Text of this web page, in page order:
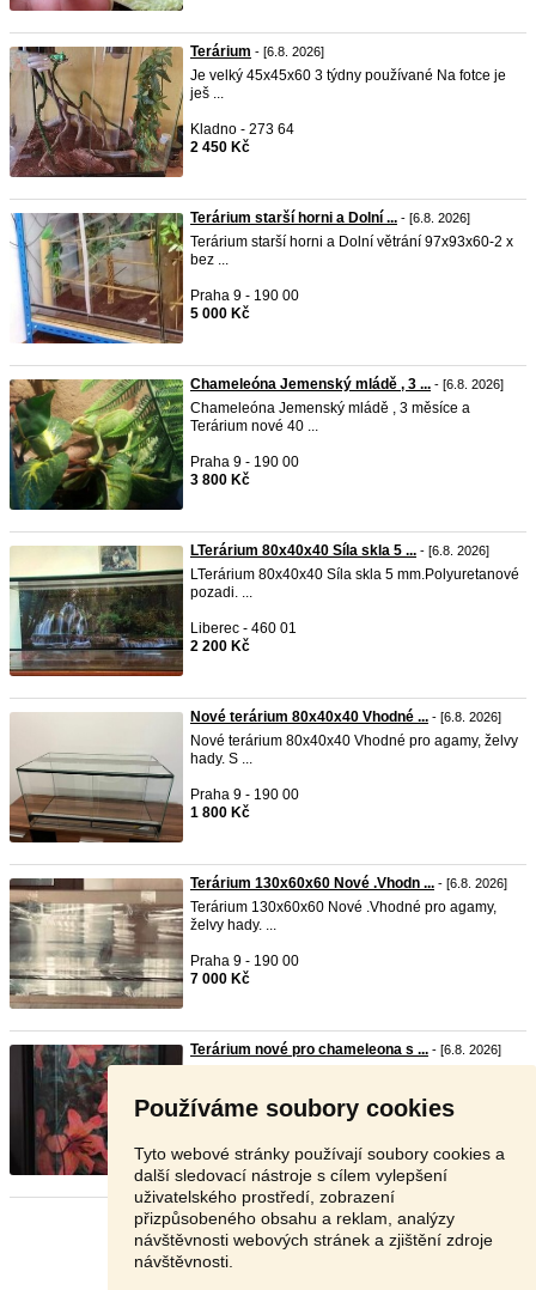
Používáme soubory cookies
Tyto webové stránky používají soubory cookies a
další sledovací nástroje s cílem vylepšení
uživatelského prostředí, zobrazení
přizpůsobeného obsahu a reklam, analýzy
návštěvnosti webových stránek a zjištění zdroje
návštěvnosti.
Terárium - [6.8. 2026]
Je velký 45x45x60 3 týdny používané Na fotce je
ješ ...
Kladno - 273 64
2 450 Kč
Terárium starší horni a Dolní ... - [6.8. 2026]
Terárium starší horni a Dolní větrání 97x93x60-2 x
bez ...
Praha 9 - 190 00
5 000 Kč
Chameleóna Jemenský mládě , 3 ... - [6.8. 2026]
Chameleóna Jemenský mládě , 3 měsíce a
Terárium nové 40 ...
Praha 9 - 190 00
3 800 Kč
LTerárium 80x40x40 Síla skla 5 ... - [6.8. 2026]
LTerárium 80x40x40 Síla skla 5 mm.Polyuretanové
pozadi. ...
Liberec - 460 01
2 200 Kč
Nové terárium 80x40x40 Vhodné ... - [6.8. 2026]
Nové terárium 80x40x40 Vhodné pro agamy, želvy
hady. S ...
Praha 9 - 190 00
1 800 Kč
Terárium 130x60x60 Nové .Vhodn ... - [6.8. 2026]
Terárium 130x60x60 Nové .Vhodné pro agamy,
želvy hady. ...
Praha 9 - 190 00
7 000 Kč
Terárium nové pro chameleona s ... - [6.8. 2026]
5 000 Kč
Stránka:Předchozí 4 5 6 7 Další